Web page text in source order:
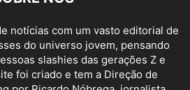
notícias com um vasto editorial de
do universo jovem, pensando
slashies das gerações Z e
foi criado e tem a Direção de